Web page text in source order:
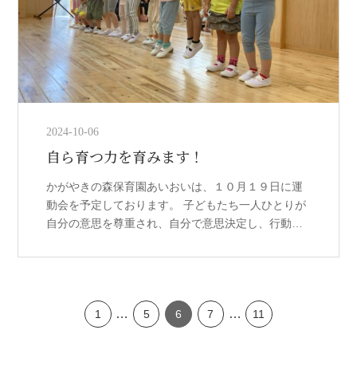
2024-10-06
自ら育つ力を育みます！
かがやきの森保育園あいおいは、１０月１９日に運
動会を予定しております。 子どもたち一人ひとりが
自分の意思を尊重され、自分で意思決定し、行動し
に、子どもたちの力を引き出すことをね […]
1 … 5 6 7 … 11